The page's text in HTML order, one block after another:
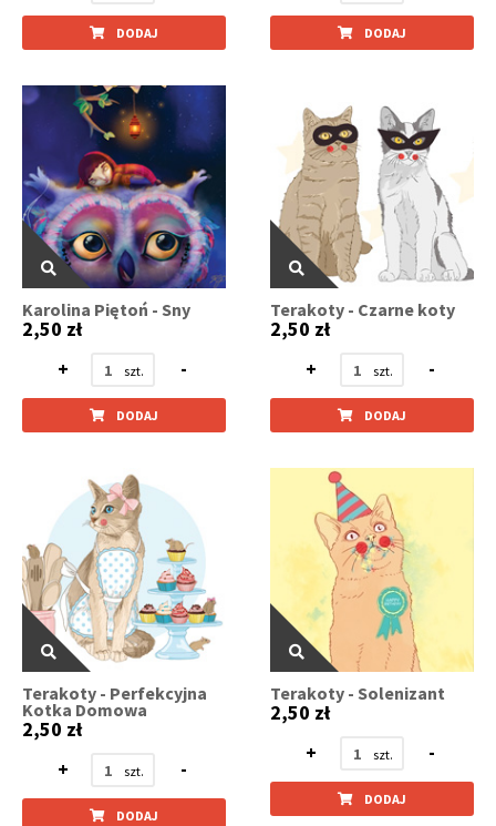
DODAJ DODAJ
Karolina Piętoń - Sny
2,50 zł
+
-
DODAJ
Terakoty - Czarne koty
2,50 zł
+
-
DODAJ
Terakoty - Perfekcyjna
Kotka Domowa
2,50 zł
+
-
DODAJ
Terakoty - Solenizant
2,50 zł
+
-
DODAJ